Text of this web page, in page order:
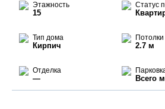
Этажность
15
Статус
Тип дома
Кирпич
Потолки
2.7 м
Отделка
— Всего